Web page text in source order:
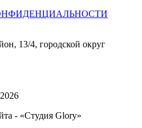
13/4, городской округ
- «Студия Glory»